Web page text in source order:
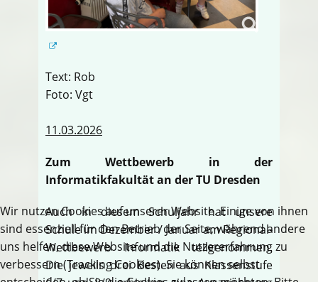
Text: Rob
Foto: Vgt
11.03.2026
Zum Wettbewerb in der
Informatikfakultät an der TU Dresden
Auch in diesem Schuljahr hat unsere
Schule im Dezember / Januar am Regional-
Wettbewerb Informatik teilgenommen.
Die jeweils drei Besten aus Klassenstufe
Wir nutzen Cookies auf unserer Website. Einige von ihnen
sind essenziell für den Betrieb der Seite, während andere
uns helfen, diese Website und die Nutzererfahrung zu
verbessern (Tracking Cookies). Sie können selbst